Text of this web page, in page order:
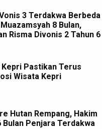
3 Terdakwa Berbeda
8 Bulan,
Risma Divonis 2 Tahun 6
Pastikan Terus
Wisata Kepri
Hutan Rempang, Hakim
Bulan Penjara Terdakwa